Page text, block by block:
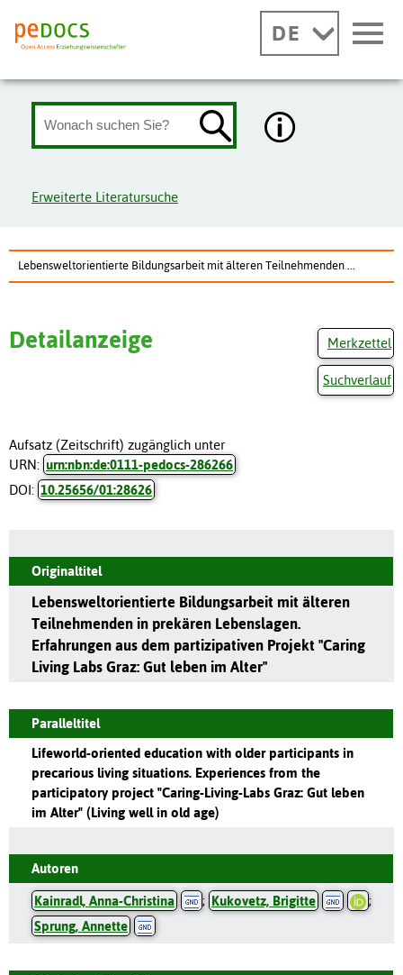
DE
Erweiterte Literatursuche
Lebensweltorientierte Bildungsarbeit mit älteren Teilnehmenden ...
Merkzettel
Suchverlauf
Detailanzeige
Aufsatz (Zeitschrift) zugänglich unter
URN: urn:nbn:de:0111-pedocs-286266
DOI: 10.25656/01:28626
Originaltitel
Lebensweltorientierte Bildungsarbeit mit älteren
Teilnehmenden in prekären Lebenslagen.
Erfahrungen aus dem partizipativen Projekt "Caring
Living Labs Graz: Gut leben im Alter"
Paralleltitel
Lifeworld-oriented education with older participants in
precarious living situations. Experiences from the
participatory project "Caring-Living-Labs Graz: Gut leben
im Alter" (Living well in old age)
Autoren
Kainradl, Anna-Christina ; Kukovetz, Brigitte
;
Sprung, Annette